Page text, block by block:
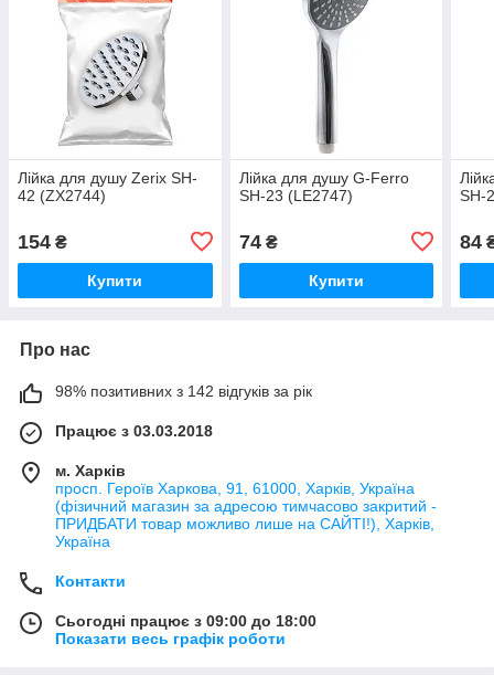
Лійка для душу Zerix SH-
42 (ZX2744)
154 ₴
Купити
Лійка для душу G-Ferro
SH-23 (LE2747)
74₴
Купити
SH-
84
Про нас
98% позитивних з 142 відгуків за рік
Працює з 03.03.2018
м. Харків
просп. Героїв Харкова, 91, 61000, Харків, Україна
(фізичний магазин за адресою тимчасово закритий -
ПРИДБАТИ товар можливо лише на САЙТІ!), Харків,
Україна
Контакти
Сьогодні працює з 09:00 до 18:00
Показати весь графік роботи